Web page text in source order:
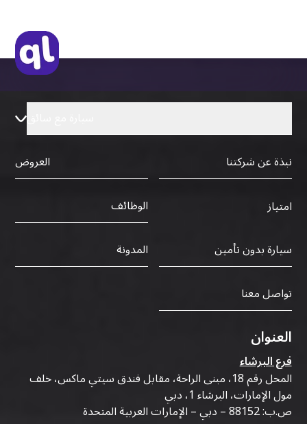
نبذة عن شركتنا
العروض
امتياز
الوظائف
سيارة بدون تأمين
المدونة
تواصل معنا
العنوان
فرع البرشاء
المحل رقم 18، مبنى الراحة، مقابل فندق سيتي ماكس، خلف
مول الإمارات، البرشاء 1، دبي
ص.ب: 88152 – دبي – الإمارات العربية المتحدة